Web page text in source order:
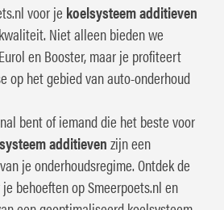
voor je koelsysteem additieven
Niet alleen bieden we
en Booster, maar je profiteert
op het gebied van auto-onderhoud
bent of iemand die het beste voor
additievenzijn een
je onderhoudsregime. Ontdek de
behoeften op Smeerpoets.nl en